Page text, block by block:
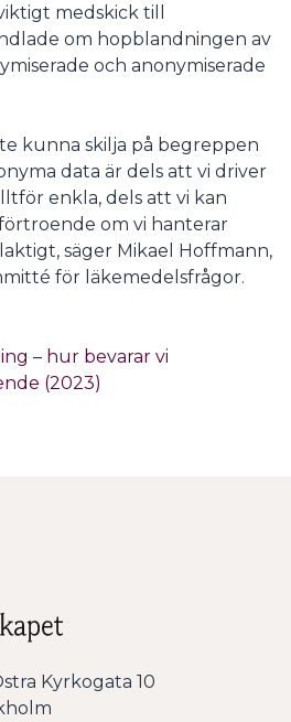
medskick till
om hopblandningen av
och anonymiserade
kunna skilja på begreppen
data är dels att vi driver
enkla, dels att vi kan
om vi hanterar
säger Mikael Hoffmann,
för läkemedelsfrågor.
– hur bevarar vi
(2023)
Kyrkogata 10